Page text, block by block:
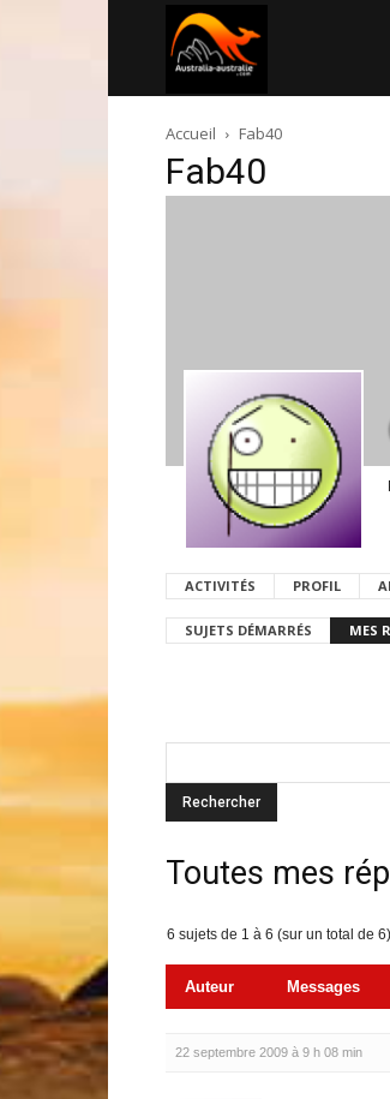
australie.com
Accueil Fab40
Fab40
ACTIVITÉS PROFIL
SUJETS DÉMARRÉS MES
Toutes mes
6 sujets de 1 à 6 (sur un total de 6)
Auteur Messages
22 septembre 2009 à 9 h 08 min